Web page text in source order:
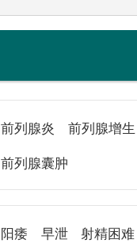
前列腺炎 前列腺增生
前列腺囊肿
阳痿 早泄 射精困难